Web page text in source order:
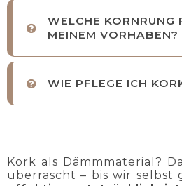
WELCHE KORNRUNG
MEINEM VORHABEN?
WIE PFLEGE ICH
Kork als Dämmmaterial?
überrascht – bis wir selbst